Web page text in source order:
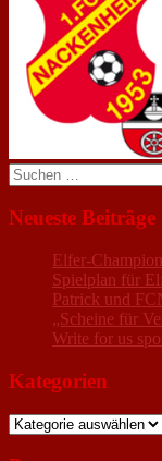
anzeigen
Suchen
nach:
Neueste Beiträge
Elfer-
Spielplan für
Patrick und
„Scheine für
Write for us
Kategorien
Kategorien